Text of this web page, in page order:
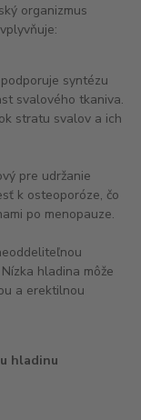
organizmus
syntézu
svalového tkaniva.
stratu svalov a ich
pre udržanie
k osteoporóze, čo
po menopauze.
hladina môže
a erektilnou
hladinu